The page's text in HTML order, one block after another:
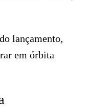
lançamento,
em órbita